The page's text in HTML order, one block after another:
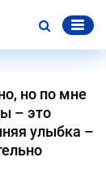
но по мне
– это
улыбка –